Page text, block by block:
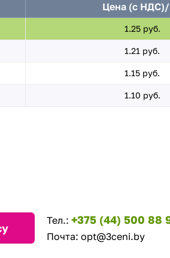
Цена (с
1.25 руб.
1.21 руб.
1.15 руб.
1.10 руб.
Тел.: +375 (44) 500 88
Почта: opt@3ceni.by